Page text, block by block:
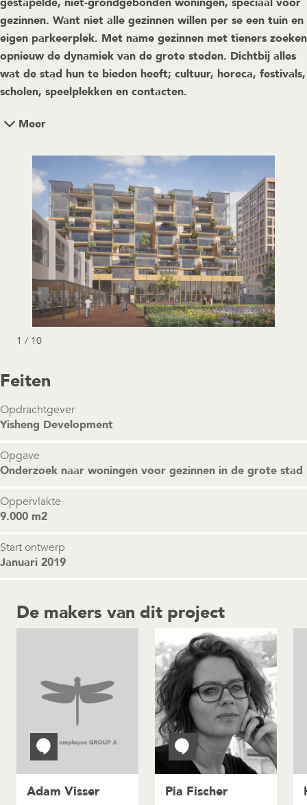
gezinnen. Want niet alle gezinnen willen per se een tuin en
eigen parkeerplek. Met name gezinnen met tieners zoeken
opnieuw de dynamiek van de grote steden. Dichtbij alles
wat de stad hun te bieden heeft; cultuur, horeca, festivals,
scholen, speelplekken en contacten.
Meer
1 / 10
Feiten
Opdrachtgever
Yisheng Development
Opgave
Onderzoek naar woningen voor gezinnen in de grote stad
Oppervlakte
9.000 m2
Start ontwerp
Januari 2019
De makers van dit project
Adam Visser Pia Fischer